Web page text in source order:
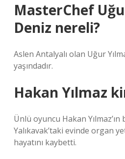
MasterChef
Deniz nereli?
Aslen Antalyalı olan Uğur
yaşındadır.
Hakan Yılmaz
Ünlü oyuncu Hakan Yılmaz’ın
Yalıkavak’taki evinde organ
hayatını kaybetti.